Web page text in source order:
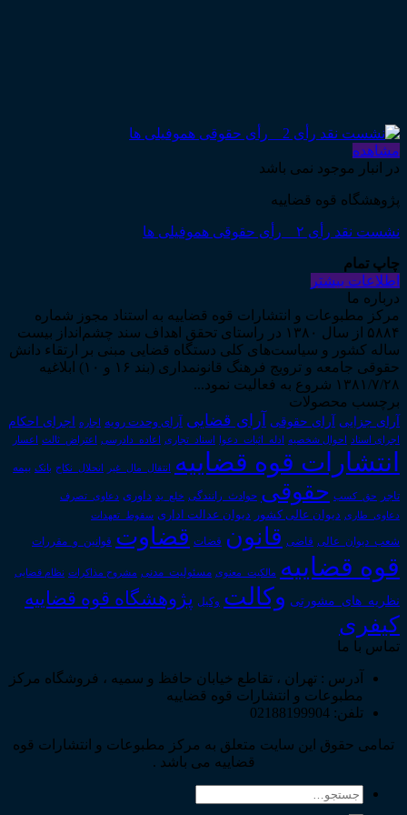
مشاهده
در انبار موجود نمی باشد
پژوهشگاه قوه قضاییه
نشست نقد رأی ۲ _ رأی حقوقی هموفیلی ها
چاپ تمام
اطلاعات بیشتر
درباره ما
مرکز مطبوعات و انتشارات قوه قضاییه به استناد مجوز شماره
۵۸۸۴ از سال ۱۳۸۰ در راستای تحقق اهداف سند چشم‌انداز بیست
ساله کشور و سیاست‌های کلی دستگاه قضایی مبنی بر ارتقاء دانش
حقوقی جامعه و ترویج فرهنگ قانونمداری (بند ۱۶ و ۱۰) ابلاغیه
۱۳۸۱/۷/۲۸ شروع به فعالیت نمود...
برچسب محصولات
آرای جزایی آرای حقوقی آرای قضایی آرای وحدت رویه اجاره اجرای احکام
اجرای اسناد احوال شخصیه ادله_اثبات_دعوا اسناد_تجاری اعاده_دادرسی اعتراض_ثالث اعسار
انتشارات قوه قضاییه انتقال_مال_غیر انحلال_نکاح بانک بیمه
تاجر حق_کسب حقوقی حوادث_رانندگی خلع_ید داوری دعاوی_تصرف
دعاوی_طاری دیوان عالی کشور دیوان عدالت اداری سقوط_تعهدات
شعب_دیوان_عالی قاضی قانون قضات قضاوت قوانین_و_مقررات
قوه قضاییه مالکیت_معنوی مسئولیت_مدنی مشروح مذاکرات نظام قضایی
نظریه_های_مشورتی وکالت وکیل پژوهشگاه قوه قضاییه
کیفری
تماس با ما
آدرس : تهران ، تقاطع خیابان حافظ و سمیه ، فروشگاه مرکز
مطبوعات و انتشارات قوه قضاییه
تلفن: 02188199904
تمامی حقوق این سایت متعلق به مرکز مطبوعات و انتشارات قوه
قضاییه می باشد .
جستجو